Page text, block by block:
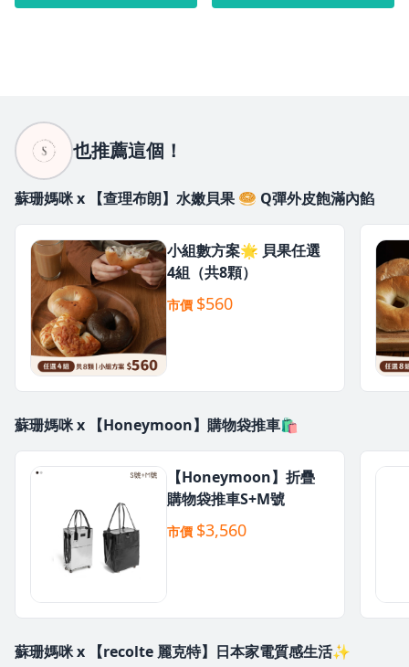
也推薦這個！
蘇珊媽咪 x 【查理布朗】水嫩貝果 🥯 Q彈外皮飽滿內餡
小組數方案🌟 貝果任選
4組（共8顆）
市價 $560
蘇珊媽咪 x 【Honeymoon】購物袋推車🛍️
【Honeymoon】折疊
購物袋推車S+M號
市價 $3,560
蘇珊媽咪 x 【recolte 麗克特】日本家電質感生活✨